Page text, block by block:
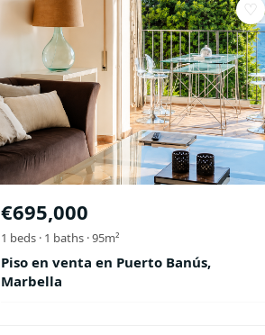
♡
€695,000
1 beds · 1 baths · 95m²
Piso en venta en Puerto Banús,
Marbella